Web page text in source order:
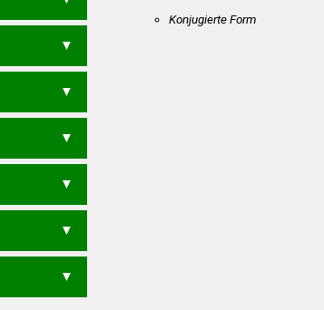
Konjugierte Form